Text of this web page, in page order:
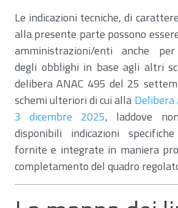
Le indicazioni tecniche, di
alla presente parte possono
amministrazioni/enti anche per
degli obblighi in base agli altri
delibera ANAC 495 del 25
schemi ulteriori di cui alla Delibera
3 dicembre 2025, laddove
disponibili indicazioni
fornite e integrate in maniera
completamento del quadro